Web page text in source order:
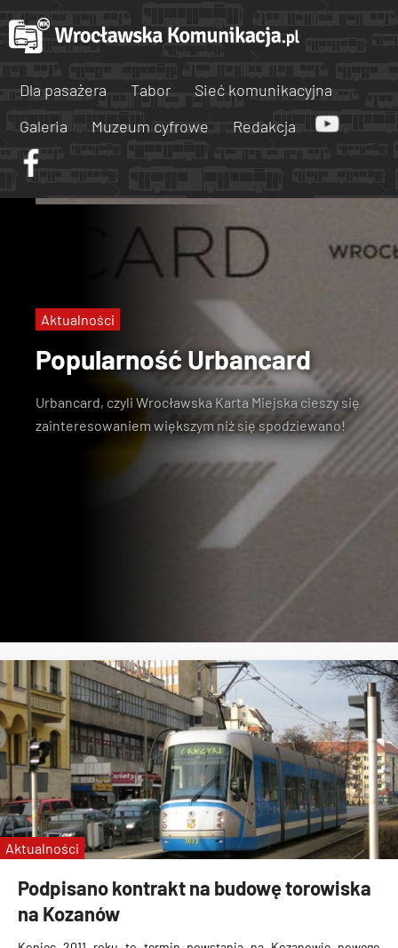
Dla pasażera Tabor
Sieć komunikacyjna
Galeria
Muzeum cyfrowe Redakcja
Popularność Urbancard
Urbancard, czyli Wrocławska Karta Miejska cieszy się
zainteresowaniem większym niż się spodziewano!
Aktualności
Podpisano kontrakt na budowę torowiska
na Kozanów
Aktualności